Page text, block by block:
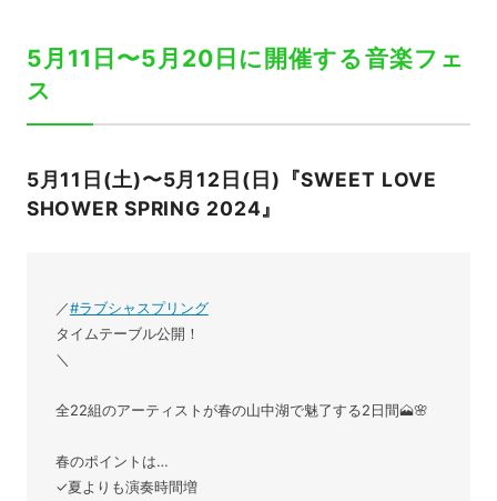
5月11日〜5月20日に開催する音楽フェ
ス
5月11日(土)〜5月12日(日)『SWEET LOVE
SHOWER SPRING 2024』
／#ラブシャスプリング
タイムテーブル公開！
＼
全22組のアーティストが春の山中湖で魅了する2日間🗻🌸
春のポイントは…
✓夏よりも演奏時間増